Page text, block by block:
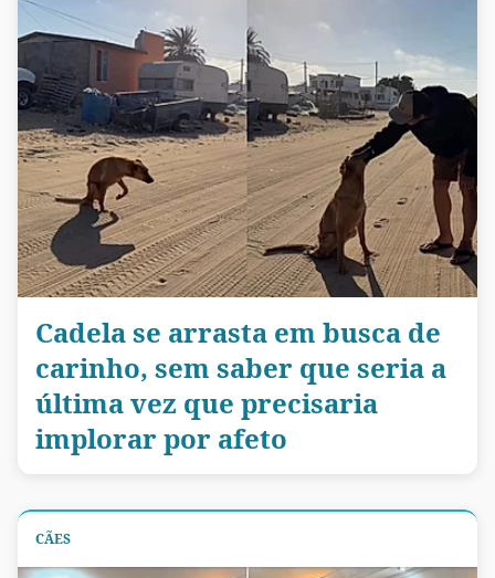
Cadela se arrasta em busca de
carinho, sem saber que seria a
última vez que precisaria
implorar por afeto
CÃES